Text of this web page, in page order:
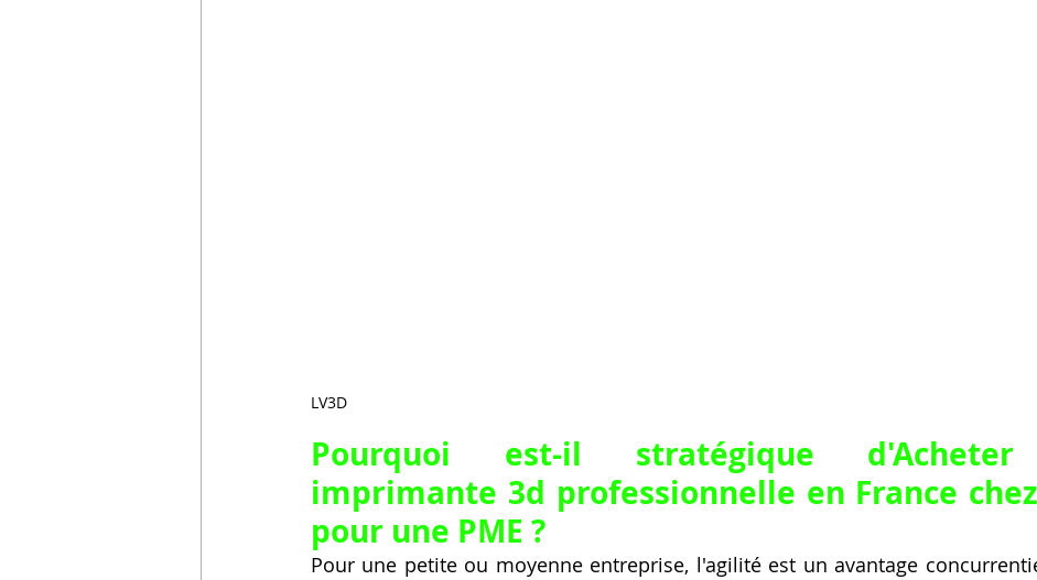
LV3D
Pourquoi est-il stratégique
imprimante 3d professionnelle en France
pour une PME ?
Pour une petite ou moyenne entreprise, l'agilité est un avantage